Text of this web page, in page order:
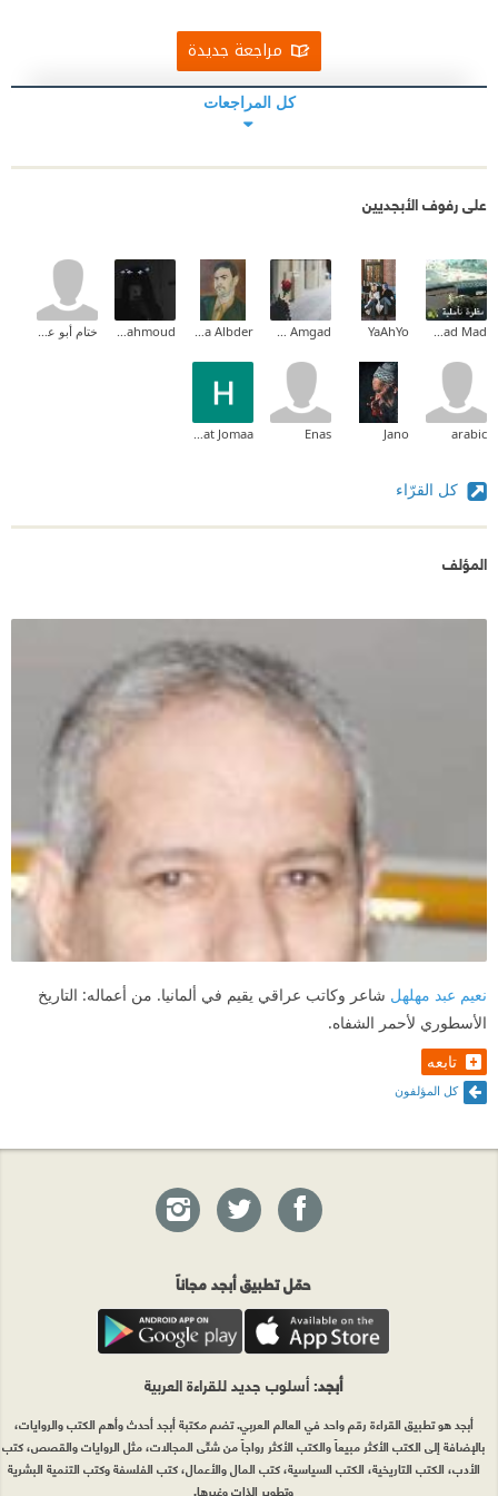
مراجعة جديدة
كل المراجعات
على رفوف الأبجديين
YaAhYo
arabic
Jano
Enas
كل القرّاء
المؤلف
نعيم عبد مهلهل شاعر وكاتب عراقي يقيم في ألمانيا. من أعماله: التاريخ
الأسطوري لأحمر الشفاه.
تابعه
كل المؤلفون
حمّل تطبيق أبجد مجاناً
أبجد: أسلوب جديد للقراءة العربية
أبجد هو تطبيق القراءة رقم واحد في العالم العربي. تضم مكتبة أبجد أحدث وأهم الكتب والروايات،
بالإضافة إلى الكتب الأكثر مبيعاً والكتب الأكثر رواجاً من شتّى المجالات، مثل الروايات والقصص، كتب
الأدب، الكتب التاريخية، الكتب السياسية، كتب المال والأعمال، كتب الفلسفة وكتب التنمية البشرية
وتطوير الذات وغيرها.